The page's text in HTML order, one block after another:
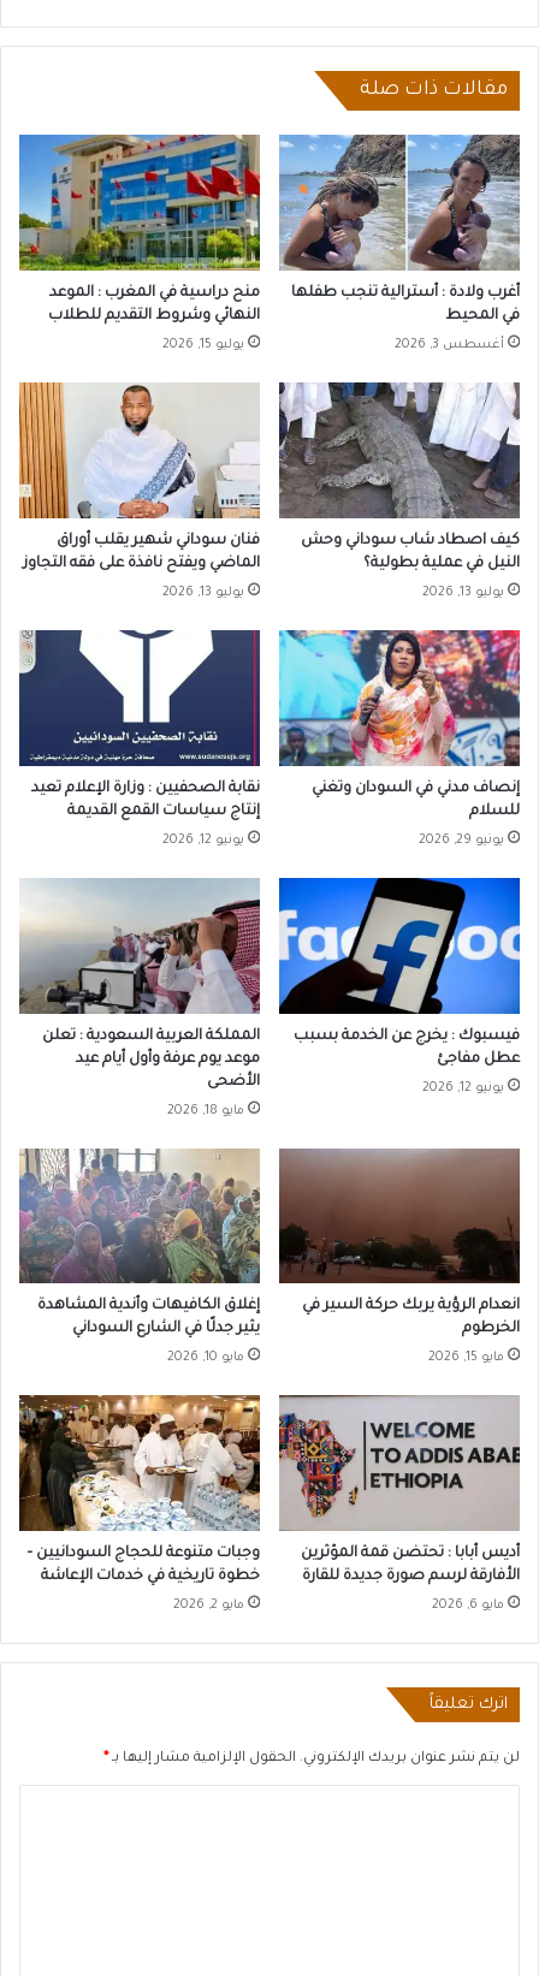
مقالات ذات صلة
أغرب ولادة : أسترالية تنجب طفلها
في المحيط
أغسطس 3, 2026
منح دراسية في المغرب : الموعد
النهائي وشروط التقديم للطلاب
يوليو 15, 2026
كيف اصطاد شاب سوداني وحش
النيل في عملية بطولية؟
يوليو 13, 2026
فنان سوداني شهير يقلب أوراق
الماضي ويفتح نافذة على فقه التجاوز
يوليو 13, 2026
إنصاف مدني في السودان وتغني
للسلام
يونيو 29, 2026
نقابة الصحفيين : وزارة الإعلام تعيد
إنتاج سياسات القمع القديمة
يونيو 12, 2026
فيسبوك : يخرج عن الخدمة بسبب
عطل مفاجئ
يونيو 12, 2026
المملكة العربية السعودية : تعلن
موعد يوم عرفة وأول أيام عيد
الأضحى
مايو 18, 2026
انعدام الرؤية يربك حركة السير في
الخرطوم
مايو 15, 2026
إغلاق الكافيهات وأندية المشاهدة
يثير جدلًا في الشارع السوداني
مايو 10, 2026
أديس أبابا : تحتضن قمة المؤثرين
الأفارقة لرسم صورة جديدة للقارة
مايو 6, 2026
وجبات متنوعة للحجاج السودانيين –
خطوة تاريخية في خدمات الإعاشة
مايو 2, 2026
اترك تعليقاً
لن يتم نشر عنوان بريدك الإلكتروني. الحقول الإلزامية مشار إليها بـ *